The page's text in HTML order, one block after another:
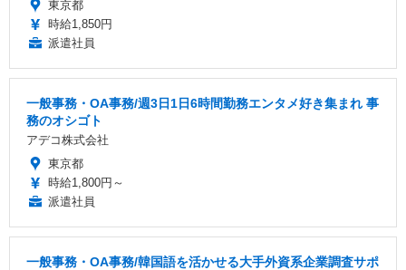
東京都
時給1,850円
派遣社員
一般事務・OA事務/週3日1日6時間勤務エンタメ好き集まれ 事
務のオシゴト
アデコ株式会社
東京都
時給1,800円～
派遣社員
一般事務・OA事務/韓国語を活かせる大手外資系企業調査サポ